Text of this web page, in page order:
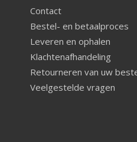
Contact
Bestel- en betaalproces
Leveren en ophalen
Klachtenafhandeling
Retourneren van uw
Veelgestelde vragen